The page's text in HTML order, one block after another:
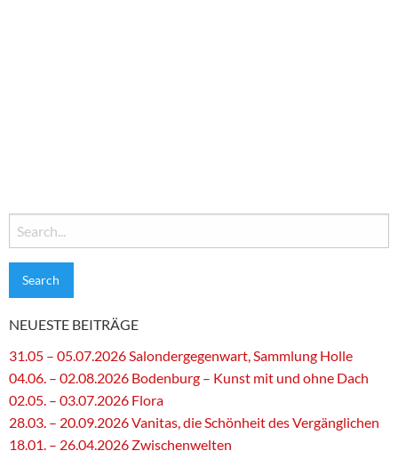
Search
for:
NEUESTE BEITRÄGE
31.05 – 05.07.2026 Salondergegenwart, Sammlung Holle
04.06. – 02.08.2026 Bodenburg – Kunst mit und ohne Dach
02.05. – 03.07.2026 Flora
28.03. – 20.09.2026 Vanitas, die Schönheit des Vergänglichen
18.01. – 26.04.2026 Zwischenwelten